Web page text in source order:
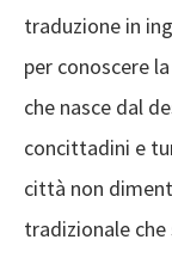
traduzione in
per conoscere
che nasce dal
concittadini e
città non
tradizionale